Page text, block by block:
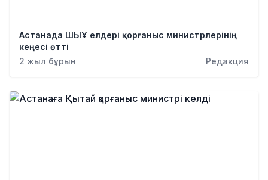
Астанада ШЫҰ елдері қорғаныс министрлерінің
кеңесі өтті
2 жыл бұрын
Редакция